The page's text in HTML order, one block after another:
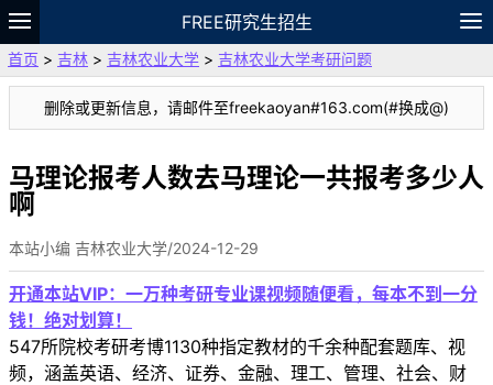
FREE研究生招生
题库
故事 专题 APP 笔记
论坛
VIP
资料
首页 > 吉林 > 吉林农业大学 > 吉林农业大学考研问题
删除或更新信息，请邮件至freekaoyan#163.com(#换成@)
马理论报考人数去马理论一共报考多少人
啊
本站小编 吉林农业大学/2024-12-29
开通本站VIP：一万种考研专业课视频随便看，每本不到一分
钱！绝对划算！
547所院校考研考博1130种指定教材的千余种配套题库、视
频，涵盖英语、经济、证券、金融、理工、管理、社会、财